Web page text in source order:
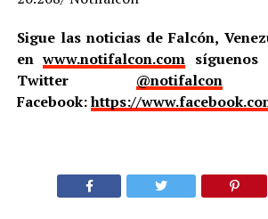
Sigue las noticias de Falcón,
enwww.notifalcon.com síguenos
Twitter @notifalcon
Facebook:https://